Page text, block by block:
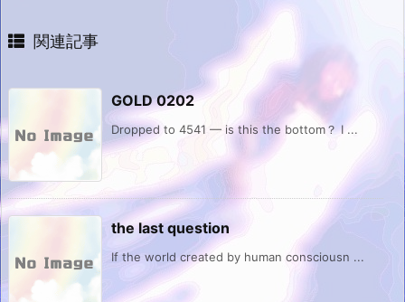
関連記事
GOLD 0202
Dropped to 4541 — is this the bottom？ I ...
the last question
If the world created by human consciousn ...